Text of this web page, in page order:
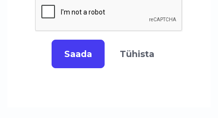
Saada Tühista